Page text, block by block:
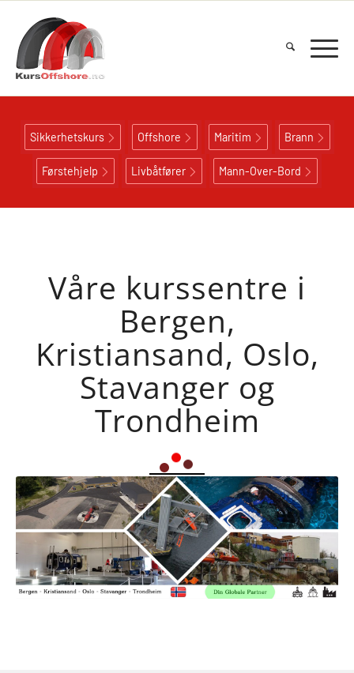
Sikkerhetskurs Offshore Maritim Brann
Førstehjelp Livbåtfører Mann-Over-Bord
Våre kurssentre i
Bergen,
Kristiansand, Oslo,
Stavanger og
Trondheim